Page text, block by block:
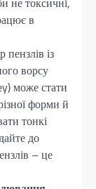
в
пензлів із
ворсу
може стати
форми й
тонкі
до
– це